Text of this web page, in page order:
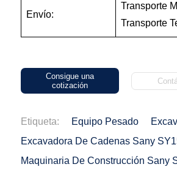
Envío:
Transporte
Transporte
Consigue una
cotización
Etiqueta: Equipo Pesado
Excavadora De Cadenas Sany
Maquinaria De Construcción Sany